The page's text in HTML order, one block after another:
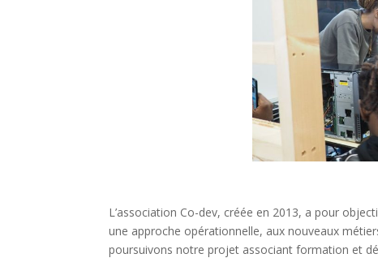
L’association Co-dev, créée en 2013, a pour
une approche opérationnelle, aux nouveaux
poursuivons notre projet associant formation et